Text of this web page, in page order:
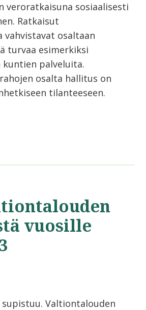
veroratkaisuna sosiaalisesti
Ratkaisut
vahvistavat osaltaan
turvaa esimerkiksi
kuntien palveluita.
osalta hallitus on
tilanteeseen.
vuosille
Valtiontalouden